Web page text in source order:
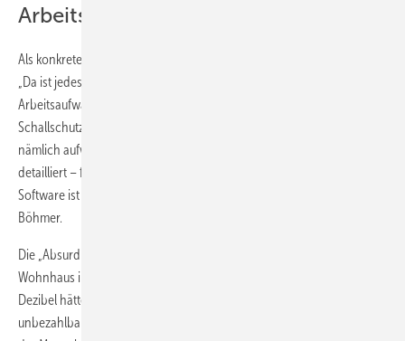
Arbeitsaufwand seit 2015
Als konkretes Beispiel führen die Wissenschaftler den Schallschutz an:
„Da ist jedes Maß verlorengegangen. Seit 2015 haben sich der
Arbeitsaufwand und die Kosten, die hinter der Normung zum
Schallschutz stecken, verdreifacht. Der Schallschutz muss jetzt
nämlich aufwendig rechnerisch nachgewiesen werden – und zwar
detailliert – für jeden Raum einzeln. Ohne komplexe Bauphysik-
Software ist das gar nicht mehr möglich", sagt IFB-Direktorin Heike
Böhmer.
Die „Absurdität von Normung" machen die Bauforscher an einem
Wohnhaus in Wesel deutlich: Eine Überschreitung von nur 1 bis 3
Dezibel hätte die Verglasung aller Balkone notwendig und damit
unbezahlbar gemacht. „Eigentlich sollen Balkone die Lebensqualität